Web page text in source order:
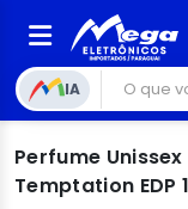
IA
Perfume
Temptation EDP